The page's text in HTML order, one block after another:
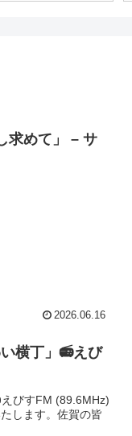
求めて」 – サ
2026.06.16
横丁」📻えび
びすFM (89.6MHz)
します。佐賀の皆